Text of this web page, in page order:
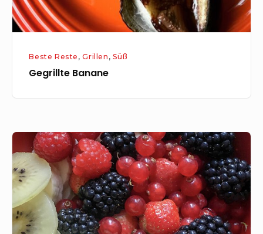
Beste Reste ,Grillen , Süß
Gegrillte Banane
Porridge